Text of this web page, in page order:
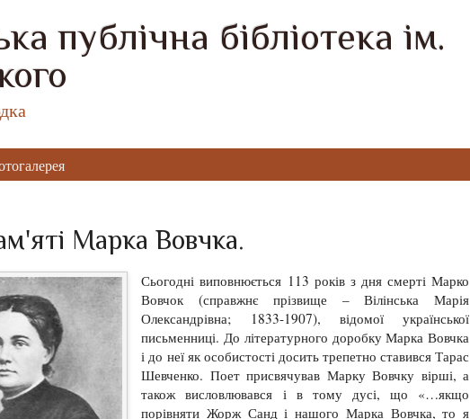
публічна бібліотека ім.
Марка Вовчка.
Сьогодні виповнюється 113 років з дня смерті Марко
Вовчок (справжнє прізвище – Вілінська Марія
Олександрівна; 1833-1907), відомої української
письменниці. До літературного доробку Марка Вовчка
і до неї як особистості досить трепетно ставився Тарас
Шевченко. Поет присвячував Марку Вовчку вірші, а
також висловлювався і в тому дусі, що «…якщо
порівняти Жорж Санд і нашого Марка Вовчка, то я